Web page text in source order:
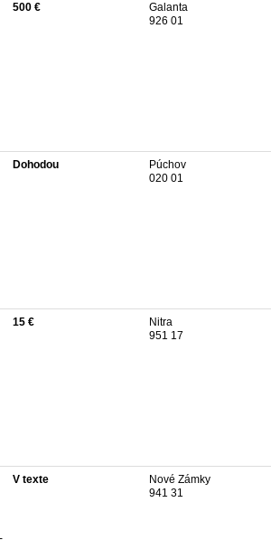
500 €
Galanta
926 01
Dohodou
Púchov
020 01
15 €
Nitra
951 17
V texte
Nové Zámky
941 31